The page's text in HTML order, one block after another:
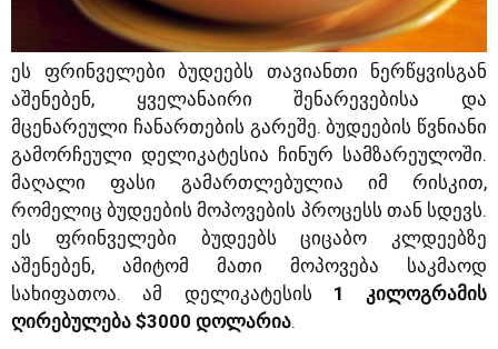
ეს ფრინველები ბუდეებს თავიანთი ნერწყვისგან
აშენებენ, ყველანაირი შენარევებისა და
მცენარეული ჩანართების გარეშე. ბუდეების წვნიანი
გამორჩეული დელიკატესია ჩინურ სამზარეულოში.
მაღალი ფასი გამართლებულია იმ რისკით,
რომელიც ბუდეების მოპოვების პროცესს თან სდევს.
ეს ფრინველები ბუდეებს ციცაბო კლდეებზე
აშენებენ, ამიტომ მათი მოპოვება საკმაოდ
სახიფათოა. ამ დელიკატესის 1 კილოგრამის
ღირებულება $3000 დოლარია.